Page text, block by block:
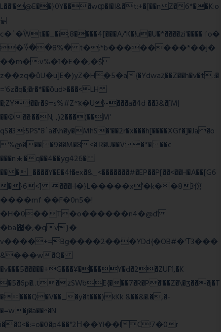
L��'�@E��}0Y���wȹ�l�I&�t:+�[��nZ�6*��K:o
늵
c�`�ۨWt��_�i;8����4[���A/'K�!u�U�*����zi'����ٵo�
�؆��8%� t�;*b��������*��j�
��m�:v%�1�E��,�$
z��zq�ůU�u]E�)yZ�Hׇ�5�a{�Ydwaȥ��Z��h�v�t.:�
='6z�q�;�r�*��ȍud>���<LH
�;ZY��r�9=s%#Z^ҡ�U}-���a�4d ��3&�[M|
��©��:��N; ,)2���(��M'
qS�3:5PS"8`a�\h�y�MhS�'��2r�x���h[����XGf�]�Ja�o
%@����9��M�8 <� R�U��V�*���c
���n⯸�q��4��yg426�
���_����Y�E�4Ɨ�ex�&_<�������#�EP��P[��<��H�A��[G6
�}6<] ���H�}L�����x'�k��83僒
����mf ��F�0n5�!
�H�0��T�o������n4�@ď
�ba޲�,�qv}�
v����+=Bg����2���YDd{�OB#�'Τ3���
&���w�Q�
�v���5�����+G���¥����Y�d�2�ZUF1,�K
�5�6p�..t�zSWbE{���7�R�P�'��Z�\�ʒ���j�T
����Q�V��_�y�t���)kKk &��&�.�,�-
�=w�j�a��^�N
i��0<�:=o�0�p4��"2Η��Yl��lC!7�0r